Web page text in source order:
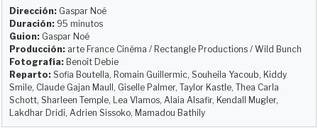
k
y
d
o
n
o
o
k
t
r
Dirección: Gaspar Noé
Duración: 95 minutos
Guion: Gaspar Noé
Producción: arte France Cinéma / Rectangle Productions / Wild Bunch
Fotografía: Benoît Debie
Reparto: Sofia Boutella, Romain Guillermic, Souheila Yacoub, Kiddy
Smile, Claude Gajan Maull, Giselle Palmer, Taylor Kastle, Thea Carla
Schott, Sharleen Temple, Lea Vlamos, Alaia Alsafir, Kendall Mugler,
Lakdhar Dridi, Adrien Sissoko, Mamadou Bathily